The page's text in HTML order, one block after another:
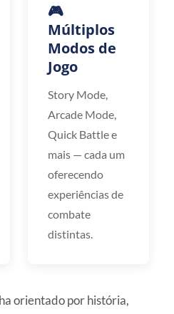
🎮
Múltiplos
Modos de
Jogo
Story Mode,
Arcade Mode,
Quick Battle e
mais — cada um
oferecendo
experiências de
combate
distintas.
orientado por história,